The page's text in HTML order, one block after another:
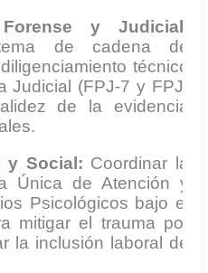
y Judicial:
de cadena de
técnico
Judicial (FPJ-7 y FPJ-
de la evidencia
y Social: Coordinar la
Única de Atención y
Psicológicos bajo el
mitigar el trauma por
la inclusión laboral de